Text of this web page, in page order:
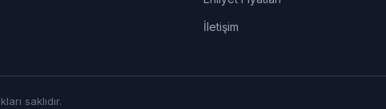
İletişim
saklıdır.